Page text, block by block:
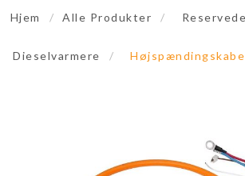
Hjem / Alle Produkter /
Dieselvarmere /